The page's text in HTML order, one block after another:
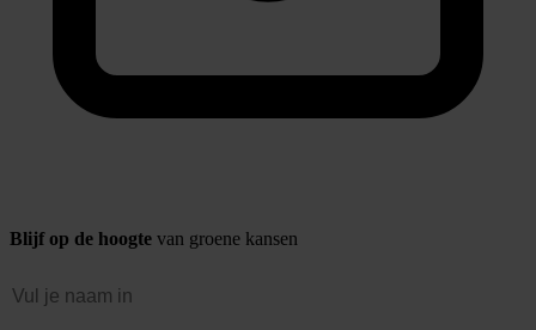
Blijf op de hoogte van groene kansen